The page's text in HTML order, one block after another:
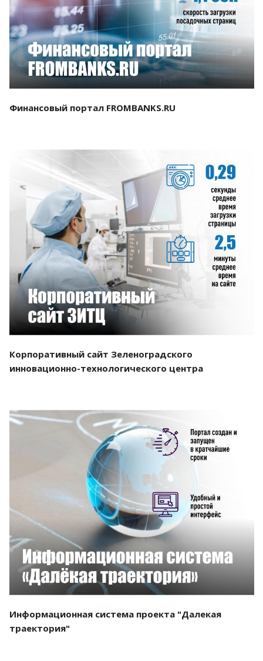
Смотреть проект
Финансовый портал FROMBANKS.RU
Смотреть проект
Корпоративный сайт Зеленоградского
инновационно-технологического центра
Смотреть проект
Информационная система проекта "Далекая
траектория"